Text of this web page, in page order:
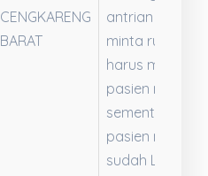
CENGKARENG
BARAT
antrian untuk
minta rujukan
harus
pasien nya
sementara
pasien nya
sudah Lansia